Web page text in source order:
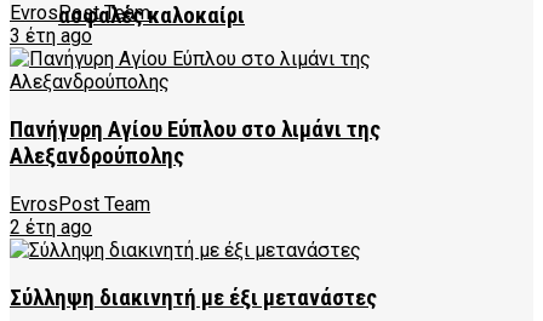
ασφαλές καλοκαίρι
EvrosPost Team
3 έτη ago
Πανήγυρη Αγίου Εύπλου στο λιμάνι της
Αλεξανδρούπολης
EvrosPost Team
2 έτη ago
Σύλληψη διακινητή με έξι μετανάστες